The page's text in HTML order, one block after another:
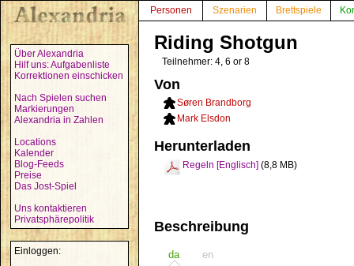
Über Alexandria
Hilf uns: Aufgabenliste
Korrektionen einschicken
Nach Spielen suchen
Markierungen
Alexandria in Zahlen
Locations
Kalender
Blog-Feeds
Preise
Das Jost-Spiel
Uns kontaktieren
Privatsphärepolitik
Einloggen:
Personen Szenarien Brettspiele
Riding Shotgun
Teilnehmer: 4, 6 or 8
Von
Søren Brandborg
Mark Elsdon
Herunterladen
Regeln [Englisch] (8,8 MB)
Beschreibung
da en